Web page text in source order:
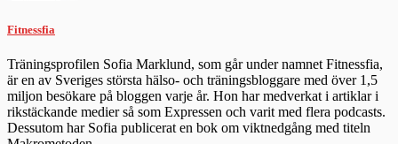
Fitnessfia
Träningsprofilen Sofia Marklund, som går under namnet Fitnessfia,
är en av Sveriges största hälso- och träningsbloggare med över 1,5
miljon besökare på bloggen varje år. Hon har medverkat i artiklar i
rikstäckande medier så som Expressen och varit med flera podcasts.
Dessutom har Sofia publicerat en bok om viktnedgång med titeln